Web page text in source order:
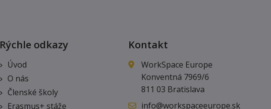
Rýchle odkazy
Úvod
O nás
Členské školy
Erasmus+ stáže
Kontakt
WorkSpace Europe
Konventná 7969/6
811 03 Bratislava
info@workspaceeurope.sk